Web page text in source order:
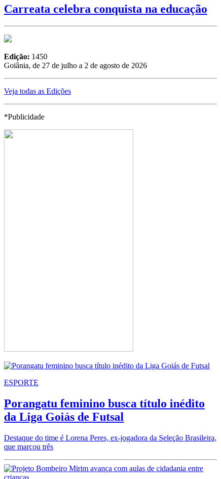
Carreata celebra conquista na educação
Edição: 1450
Goiânia, de 27 de julho a 2 de agosto de 2026
Veja todas as Edições
*Publicidade
ESPORTE
Porangatu feminino busca título inédito
da Liga Goiás de Futsal
Destaque do time é Lorena Peres, ex-jogadora da Seleção Brasileira,
que marcou três